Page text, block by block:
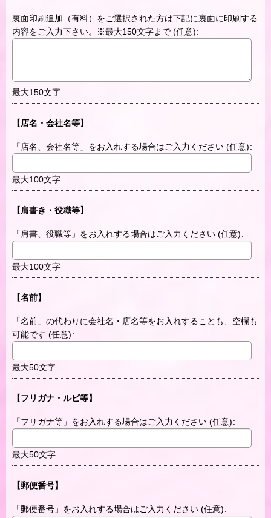
裏面印刷追加（有料）をご選択された方は下記に裏面に印刷する
内容をご入力下さい。※最大150文字まで (任意):
最大150文字
【店名・会社名等】
「店名、会社名等」をお入れする場合はご入力ください (任意):
最大100文字
【肩書き・役職等】
「肩書、役職等」をお入れする場合はご入力ください (任意):
最大100文字
【名前】
「名前」の代わりに会社名・店名等をお入れすることも、空欄も
可能です (任意):
最大50文字
【フリガナ・ルビ等】
「フリガナ等」をお入れする場合はご入力ください (任意):
最大50文字
【郵便番号】
「郵便番号」をお入れする場合はご入力ください (任意):